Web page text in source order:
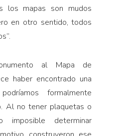
los mapas son mudos
en otro sentido, todos
al Mapa de
haber encontrado una
formalmente
Al no tener plaquetas o
imposible determinar